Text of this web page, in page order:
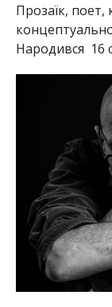
Прозаїк, поет,
Народився 16